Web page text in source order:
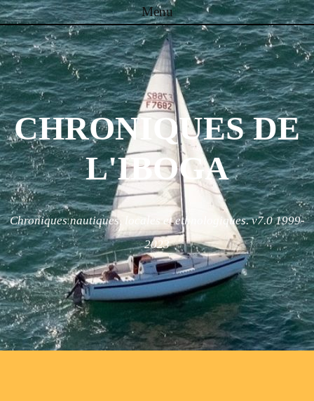
Menu
Skip to content
CHRONIQUES DE
L'IBOGA
Chroniques nautiques, locales et ethnologiques. v7.0 1999-
2023